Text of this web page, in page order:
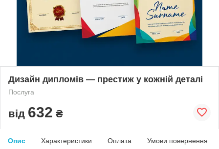
Дизайн дипломів — престиж у кожній деталі
Послуга
від 632 ₴
Опис Характеристики Оплата Умови повернення